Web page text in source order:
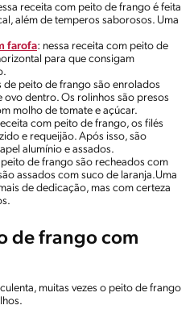
receita com peito de frango é feita
além de temperos saborosos. Uma
farofa: nessa receita com peito de
para que consigam
de peito de frango são enrolados
ovo dentro. Os rolinhos são presos
molho de tomate e açúcar.
com peito de frango, os filés
e requeijão. Após isso, são
alumínio e assados.
peito de frango são recheados com
assados com suco de laranja.Uma
de dedicação, mas com certeza
de frango com
muitas vezes o peito de frango